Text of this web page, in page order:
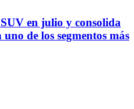
en julio y consolida
de los segmentos más